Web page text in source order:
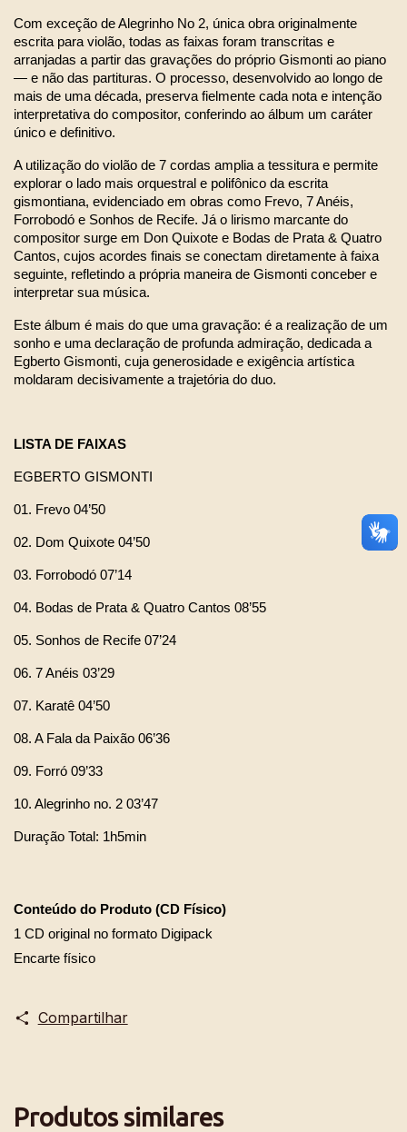
Com exceção de Alegrinho No 2, única obra originalmente
escrita para violão, todas as faixas foram transcritas e
arranjadas a partir das gravações do próprio Gismonti ao piano
— e não das partituras. O processo, desenvolvido ao longo de
mais de uma década, preserva fielmente cada nota e intenção
interpretativa do compositor, conferindo ao álbum um caráter
único e definitivo.
A utilização do violão de 7 cordas amplia a tessitura e permite
explorar o lado mais orquestral e polifônico da escrita
gismontiana, evidenciado em obras como Frevo, 7 Anéis,
Forrobodó e Sonhos de Recife. Já o lirismo marcante do
compositor surge em Don Quixote e Bodas de Prata & Quatro
Cantos, cujos acordes finais se conectam diretamente à faixa
seguinte, refletindo a própria maneira de Gismonti conceber e
interpretar sua música.
Este álbum é mais do que uma gravação: é a realização de um
sonho e uma declaração de profunda admiração, dedicada a
Egberto Gismonti, cuja generosidade e exigência artística
moldaram decisivamente a trajetória do duo.
LISTA DE FAIXAS
EGBERTO GISMONTI
01. Frevo 04’50
02. Dom Quixote 04’50
03. Forrobodó 07’14
04. Bodas de Prata & Quatro Cantos 08’55
05. Sonhos de Recife 07’24
06. 7 Anéis 03’29
07. Karatê 04’50
08. A Fala da Paixão 06’36
09. Forró 09’33
10. Alegrinho no. 2 03’47
Duração Total: 1h5min
Conteúdo do Produto (CD Físico)
1 CD original no formato Digipack
Encarte físico
Compartilhar
Produtos similares